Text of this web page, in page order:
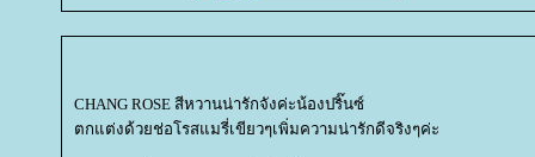
CHANG ROSE สีหวานน่ารักจังค่ะน้องปริ๊นซ์
ตกแต่งด้วยช่อโรสแมรี่เขียวๆเพิ่มความน่ารักดีจริงๆค่ะ